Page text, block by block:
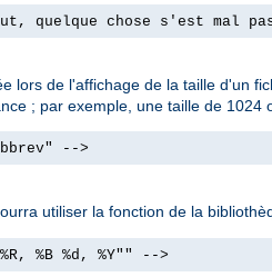
quelque chose s'est mal
lors de l'affichage de la taille d'un
; par exemple, une taille de 1024
-->
utiliser la fonction de la
%B %d, %Y"" -->